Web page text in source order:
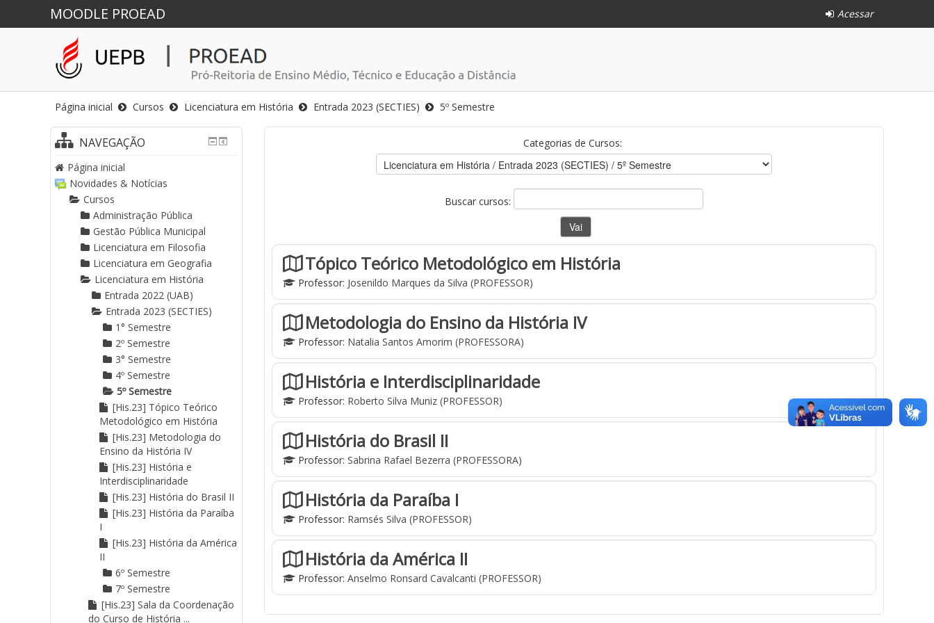
MOODLE PROEAD Acessar
Página inicial Cursos Licenciatura em História Entrada 2023 (SECTIES) 5º Semestre
Categorias de Cursos:
Buscar cursos:
Tópico Teórico Metodológico em História
Professor: Josenildo Marques da Silva (PROFESSOR)
Metodologia do Ensino da História IV
Professor: Natalia Santos Amorim (PROFESSORA)
História e Interdisciplinaridade
Professor: Roberto Silva Muniz (PROFESSOR)
História do Brasil II
Professor: Sabrina Rafael Bezerra (PROFESSORA)
História da Paraíba I
Professor: Ramsés Silva (PROFESSOR)
História da América II
Professor: Anselmo Ronsard Cavalcanti (PROFESSOR)
NAVEGAÇÃO
Página inicial
Novidades & Notícias
Cursos
Administração Pública
Gestão Pública Municipal
Licenciatura em Filosofia
Licenciatura em Geografia
Licenciatura em História
Entrada 2022 (UAB)
Entrada 2023 (SECTIES)
1° Semestre
2º Semestre
3° Semestre
4º Semestre
5º Semestre
[His.23] Tópico Teórico
Metodológico em História
[His.23] Metodologia do
Ensino da História IV
[His.23] História e
Interdisciplinaridade
[His.23] História do Brasil II
[His.23] História da Paraíba
I
[His.23] História da América
II
6º Semestre
7º Semestre
[His.23] Sala da Coordenação
do Curso de História ...